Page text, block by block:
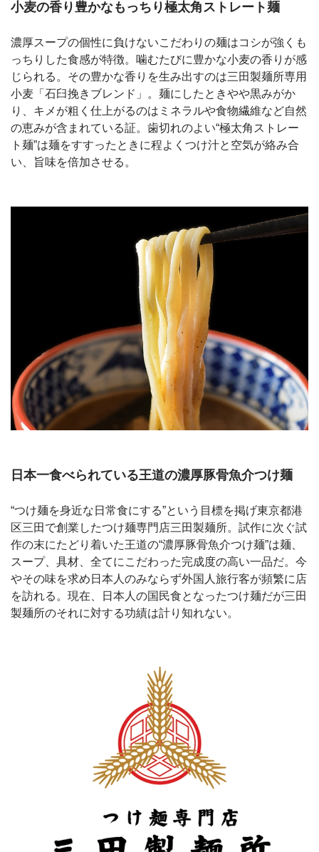
小麦の香り豊かなもっちり極太角ストレート麺
濃厚スープの個性に負けないこだわりの麺はコシが強くも
っちりした食感が特徴。噛むたびに豊かな小麦の香りが感
じられる。その豊かな香りを生み出すのは三田製麺所専用
小麦「石臼挽きブレンド」。麺にしたときやや黒みがか
り、キメが粗く仕上がるのはミネラルや食物繊維など自然
の恵みが含まれている証。歯切れのよい“極太角ストレー
ト麺”は麺をすすったときに程よくつけ汁と空気が絡み合
い、旨味を倍加させる。
日本一食べられている王道の濃厚豚骨魚介つけ麺
“つけ麺を身近な日常食にする”という目標を掲げ東京都港
区三田で創業したつけ麺専門店三田製麺所。試作に次ぐ試
作の末にたどり着いた王道の“濃厚豚骨魚介つけ麺”は麺、
スープ、具材、全てにこだわった完成度の高い一品だ。今
やその味を求め日本人のみならず外国人旅行客が頻繁に店
を訪れる。現在、日本人の国民食となったつけ麺だが三田
製麺所のそれに対する功績は計り知れない。